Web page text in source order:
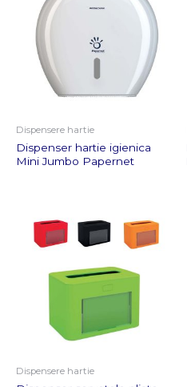
Dispensere hartie
Dispenser hartie igienica
Mini Jumbo Papernet
Dispensere hartie